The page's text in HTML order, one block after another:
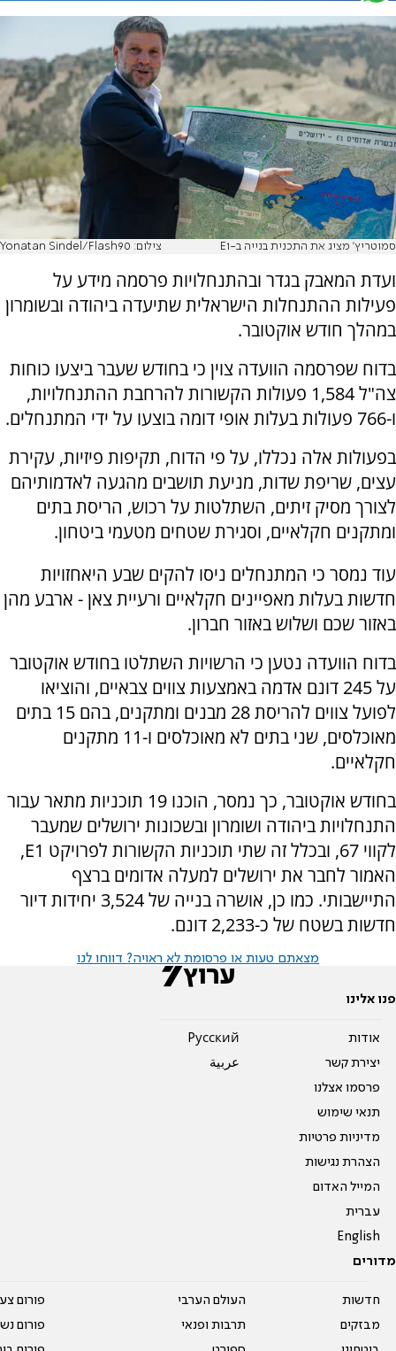
סמוטריץ' מציג את התכנית בנייה ב-E1 צילום: Yonatan Sindel/Flash90
ועדת המאבק בגדר ובהתנחלויות פרסמה מידע על
פעילות ההתנחלות הישראלית שתיעדה ביהודה ובשומרון
במהלך חודש אוקטובר.
בדוח שפרסמה הוועדה צוין כי בחודש שעבר ביצעו כוחות
צה"ל 1,584 פעולות הקשורות להרחבת ההתנחלויות,
ו-766 פעולות בעלות אופי דומה בוצעו על ידי המתנחלים.
בפעולות אלה נכללו, על פי הדוח, תקיפות פיזיות, עקירת
עצים, שריפת שדות, מניעת תושבים מהגעה לאדמותיהם
לצורך מסיק זיתים, השתלטות על רכוש, הריסת בתים
ומתקנים חקלאיים, וסגירת שטחים מטעמי ביטחון.
עוד נמסר כי המתנחלים ניסו להקים שבע היאחזויות
חדשות בעלות מאפיינים חקלאיים ורעיית צאן - ארבע מהן
באזור שכם ושלוש באזור חברון.
בדוח הוועדה נטען כי הרשויות השתלטו בחודש אוקטובר
על 245 דונם אדמה באמצעות צווים צבאיים, והוציאו
לפועל צווים להריסת 28 מבנים ומתקנים, בהם 15 בתים
מאוכלסים, שני בתים לא מאוכלסים ו-11 מתקנים
חקלאיים.
בחודש אוקטובר, כך נמסר, הוכנו 19 תוכניות מתאר עבור
התנחלויות ביהודה ושומרון ובשכונות ירושלים שמעבר
לקווי 67, ובכלל זה שתי תוכניות הקשורות לפרויקט E1,
האמור לחבר את ירושלים למעלה אדומים ברצף
התיישבותי. כמו כן, אושרה בנייה של 3,524 יחידות דיור
חדשות בשטח של כ-2,233 דונם.
מצאתם טעות או פרסומת לא ראויה? דווחו לנו
פנו אלינו
אודות
יצירת קשר
פרסמו אצלנו
תנאי שימוש
מדיניות פרטיות
הצהרת נגישות
המייל האדום
עברית
English
Pусский
عربية
מדורים
חדשות
מבזקים
העולם הערבי
תרבות ופנאי
פורום
פורום